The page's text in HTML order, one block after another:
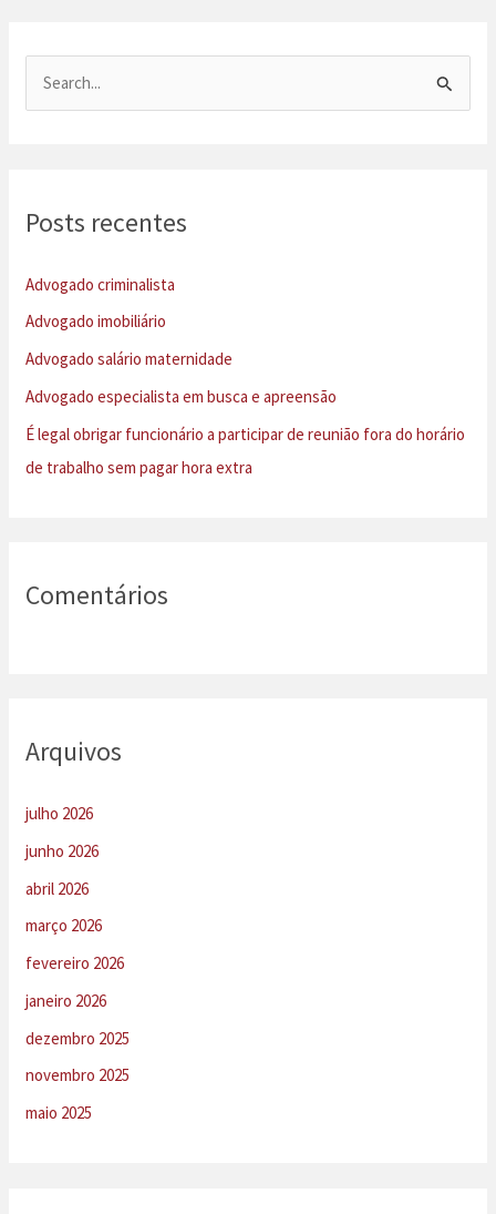
i
p
o
r
:
Posts recentes
Advogado criminalista
Advogado imobiliário
Advogado salário maternidade
Advogado especialista em busca e apreensão
É legal obrigar funcionário a participar de reunião fora do horário
de trabalho sem pagar hora extra
Comentários
Arquivos
julho 2026
junho 2026
abril 2026
março 2026
fevereiro 2026
janeiro 2026
dezembro 2025
novembro 2025
maio 2025